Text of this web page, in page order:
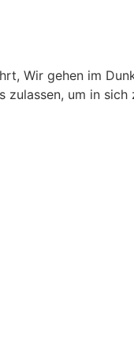
Wir gehen im
um in sich